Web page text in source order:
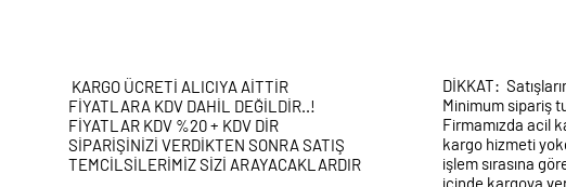
KARGO ÜCRETİ ALICIYA AİTTİR
FİYATLARA KDV DAHİL DEĞİLDİR..!
FİYATLAR KDV %20 + KDV DİR
SİPARİŞİNİZİ VERDİKTEN SONRA SATIŞ
TEMCİLSİLERİMİZ SİZİ ARAYACAKLARDIR
DİKKAT:
Minimum sipariş
Firmamızda acil
kargo hizmeti
işlem sırasına